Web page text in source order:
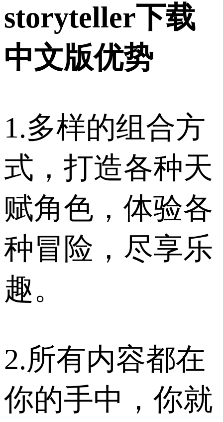
storyteller下载
中文版优势
1.多样的组合方
式，打造各种天
赋角色，体验各
种冒险，尽享乐
趣。
2.所有内容都在
你的手中，你就